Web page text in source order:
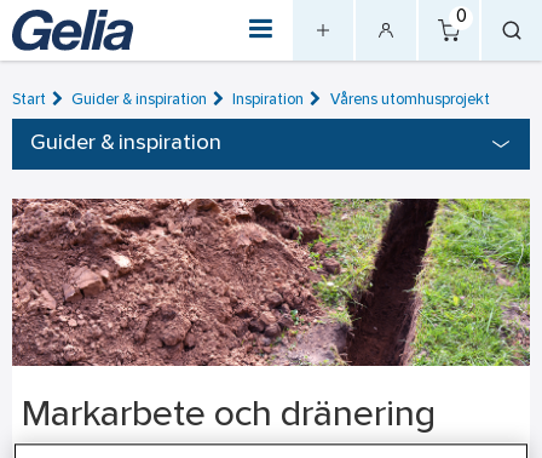
0
Start Guider & inspiration Inspiration Vårens utomhusprojekt
Guider & inspiration
Markarbete och dränering